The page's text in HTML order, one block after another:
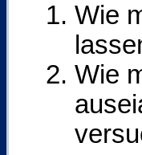
Wie
Wie